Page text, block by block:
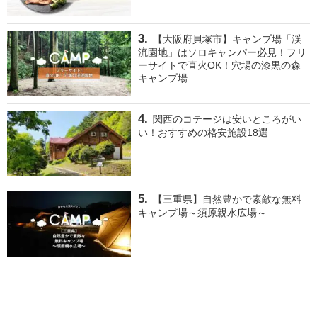
【大阪府貝塚市】キャンプ場「渓
流園地」はソロキャンパー必見！フリ
ーサイトで直火OK！穴場の漆黒の森
キャンプ場
関西のコテージは安いところがい
い！おすすめの格安施設18選
【三重県】自然豊かで素敵な無料
キャンプ場～須原親水広場～